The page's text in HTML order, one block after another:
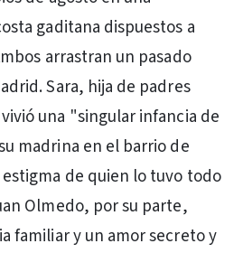
gaditana dispuestos a
arrastran un pasado
Sara, hija de padres
una "singular infancia de
madrina en el barrio de
de quien lo tuvo todo
Olmedo, por su parte,
familiar y un amor secreto y